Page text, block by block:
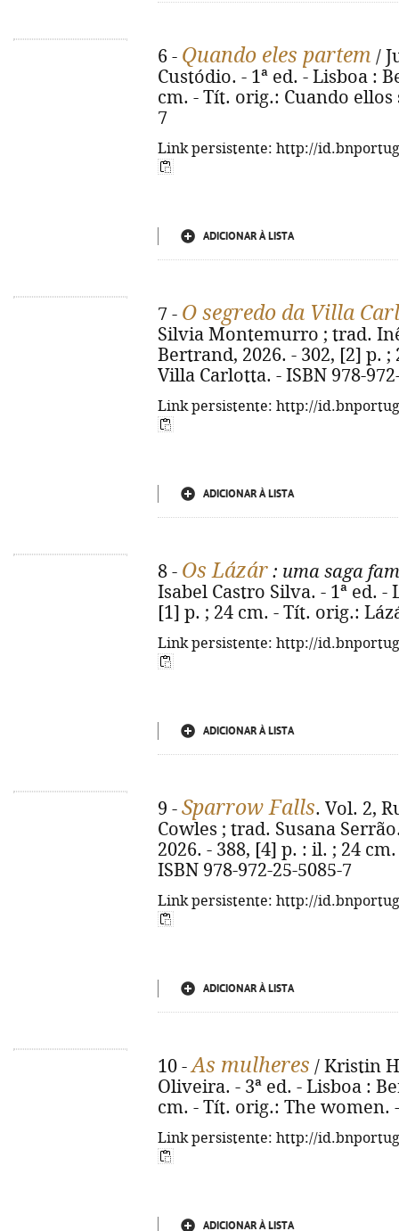
6 - Quando eles partem /
Custódio. - 1ª ed. - Lisboa :
cm. - Tít. orig.: Cuando ellos
7
Link persistente: http://
ADICIONAR À LISTA
7 - O segredo da Villa
Silvia Montemurro ; trad.
Bertrand, 2026. - 302, [2] p.
Villa Carlotta. - ISBN 978-
Link persistente: http://
ADICIONAR À LISTA
8 - Os Lázár : uma saga
Isabel Castro Silva. - 1ª ed.
[1] p. ; 24 cm. - Tít. orig.:
Link persistente: http://
ADICIONAR À LISTA
9 - Sparrow Falls. Vol. 2,
Cowles ; trad. Susana
2026. - 388, [4] p. : il. ; 24
ISBN 978-972-25-5085-7
Link persistente: http://
ADICIONAR À LISTA
10 -As mulheres / Kristin
Oliveira. - 3ª ed. - Lisboa :
cm. - Tít. orig.: The women.
Link persistente: http://
ADICIONAR À LISTA